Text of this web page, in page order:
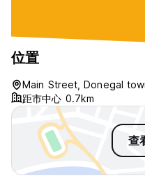
位置
Main Street, Donegal
距市中心 0.7km
查